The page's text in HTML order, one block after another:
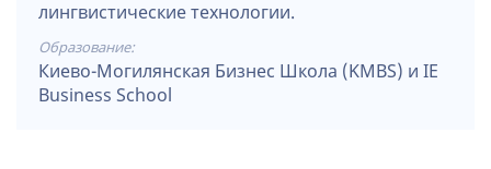
лингвистические технологии.
Образование:
Киево-Могилянская Бизнес Школа (KMBS) и IE
Business School